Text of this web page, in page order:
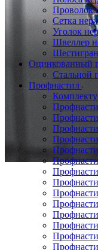
Сетка
Уголок
Швеллер
Оцинкованный
Стальной
Профнастил